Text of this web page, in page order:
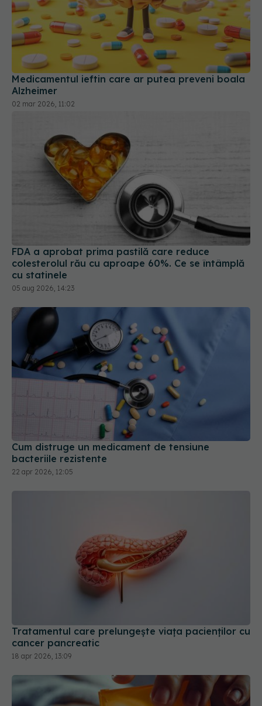
Medicamentul ieftin care ar putea preveni boala
Alzheimer
02 mar 2026, 11:02
FDA a aprobat prima pastilă care reduce
colesterolul rău cu aproape 60%. Ce se întâmplă
05 aug 2026, 14:23
Cum distruge un medicament de tensiune
bacteriile rezistente
22 apr 2026, 12:05
Tratamentul care prelungește viața pacienților cu